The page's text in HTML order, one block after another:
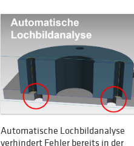
Automatische Lochbildanalyse
verhindert Fehler bereits in der